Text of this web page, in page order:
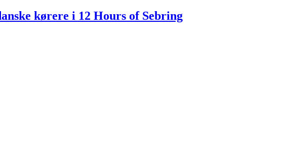
kørere i 12 Hours of Sebring